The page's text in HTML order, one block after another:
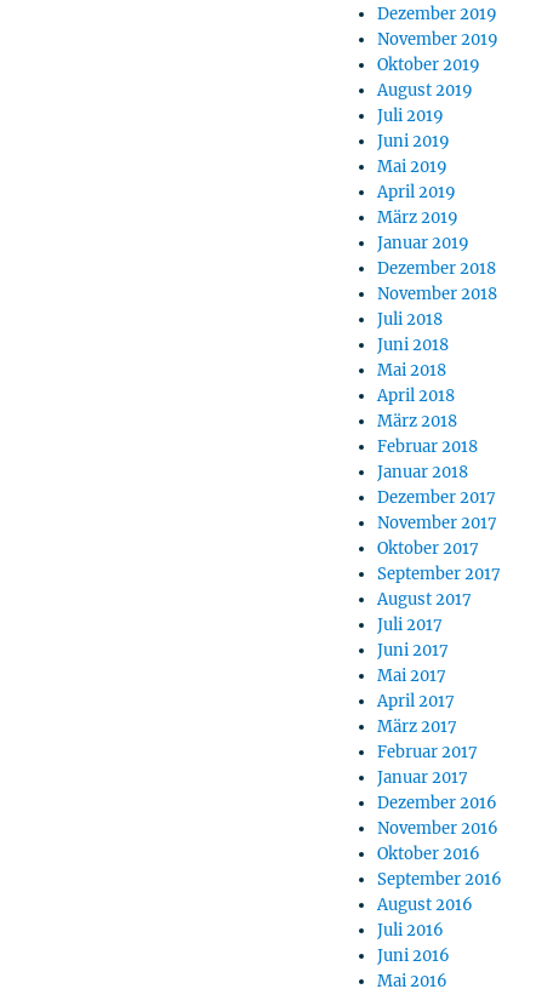
Dezember 2019
November 2019
Oktober 2019
August 2019
Juli 2019
Juni 2019
Mai 2019
April 2019
März 2019
Januar 2019
Dezember 2018
November 2018
Juli 2018
Juni 2018
Mai 2018
April 2018
März 2018
Februar 2018
Januar 2018
Dezember 2017
November 2017
Oktober 2017
September 2017
August 2017
Juli 2017
Juni 2017
Mai 2017
April 2017
März 2017
Februar 2017
Januar 2017
Dezember 2016
November 2016
Oktober 2016
September 2016
August 2016
Juli 2016
Juni 2016
Mai 2016